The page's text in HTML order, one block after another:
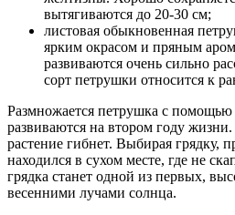
вытягиваются до 20-30 см;
листовая обыкновенная
ярким окрасом и пряным
развиваются очень сильно
сорт петрушки относится к
Размножается петрушка с помощью
развиваются на втором году
растение гибнет. Выбирая грядку,
находился в сухом месте, где не
грядка станет одной из первых,
весенними лучами солнца.